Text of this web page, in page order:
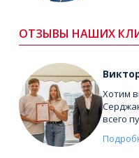
ОТЗЫВЫ НАШИХ
Хотим
всего